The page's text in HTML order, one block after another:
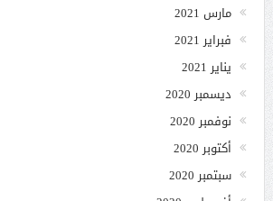
مارس 2021
فبراير 2021
يناير 2021
ديسمبر 2020
نوفمبر 2020
أكتوبر 2020
سبتمبر 2020